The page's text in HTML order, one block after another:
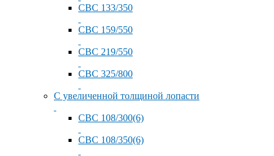
СВС 133/350
СВС 159/550
СВС 219/550
СВС 325/800
С увеличенной толщиной лопасти
СВС 108/300(6)
СВС 108/350(6)